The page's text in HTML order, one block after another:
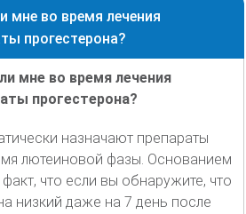
мне во время лечения
прогестерона?
мне во время лечения
прогестерона?
назначают препараты
лютеиновой фазы. Основанием
что если вы обнаружите, что
низкий даже на 7 день после